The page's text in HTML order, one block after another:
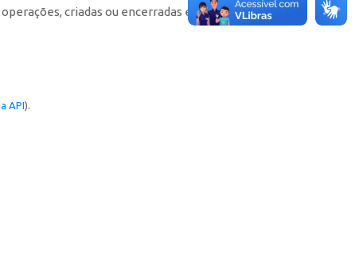
criadas ou encerradas em cada
API).